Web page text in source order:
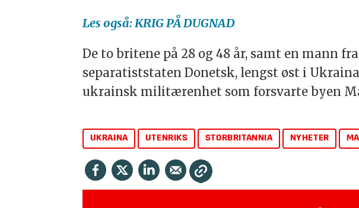
Les også: KRIG PÅ DUGNAD
De to britene på 28 og 48 år, samt en mann
separatiststaten Donetsk, lengst øst i
ukrainsk militærenhet som forsvarte byen
UKRAINA UTENRIKS STORBRITANNIA NYHETER